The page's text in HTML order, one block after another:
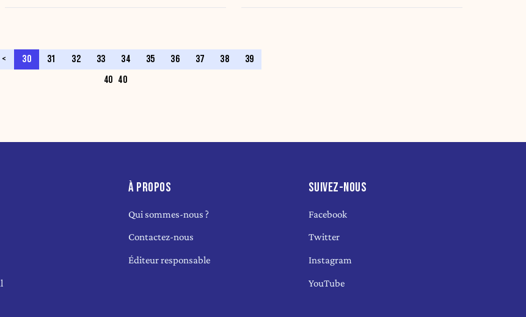
< 30 31 32 33 34 35 36 37 38
39
40 40
À PROPOS
Qui sommes-nous ?
Contactez-nous
Éditeur responsable
SUIVEZ-NOUS
Facebook
Twitter
Instagram
YouTube